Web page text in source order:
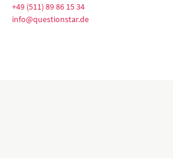
+49 (511) 89 86 15 34
info@questionstar.de